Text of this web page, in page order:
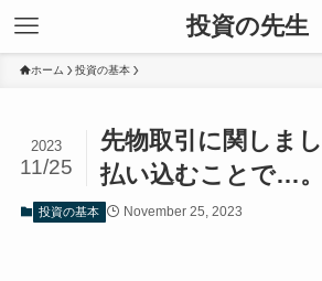
投資の先生
ホーム 投資の基本
先物取引に関しま
払い込むことで…。
2023
11/25
投資の基本 November 25, 2023